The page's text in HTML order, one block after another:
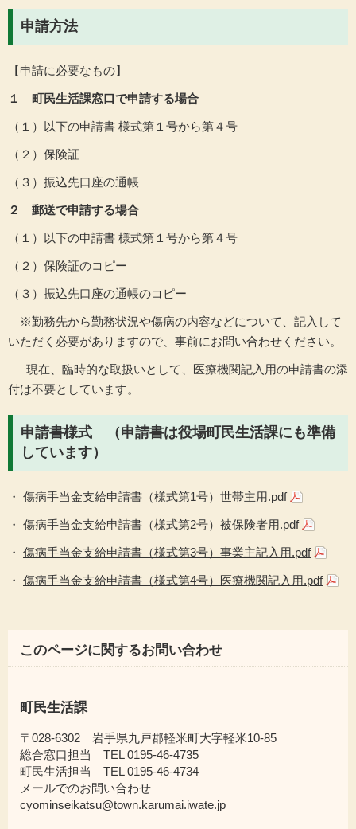
申請方法
【申請に必要なもの】
１ 町民生活課窓口で申請する場合
（１）以下の申請書 様式第１号から第４号
（２）保険証
（３）振込先口座の通帳
２ 郵送で申請する場合
（１）以下の申請書 様式第１号から第４号
（２）保険証のコピー
（３）振込先口座の通帳のコピー
※勤務先から勤務状況や傷病の内容などについて、記入して
いただく必要がありますので、事前にお問い合わせください。
現在、臨時的な取扱いとして、医療機関記入用の申請書の添
付は不要としています。
申請書様式 （申請書は役場町民生活課にも準備
しています）
・ 傷病手当金支給申請書（様式第1号）世帯主用.pdf
・ 傷病手当金支給申請書（様式第2号）被保険者用.pdf
・ 傷病手当金支給申請書（様式第3号）事業主記入用.pdf
・ 傷病手当金支給申請書（様式第4号）医療機関記入用.pdf
このページに関するお問い合わせ
町民生活課
〒028-6302 岩手県九戸郡軽米町大字軽米10-85
総合窓口担当 TEL 0195-46-4735
町民生活担当 TEL 0195-46-4734
メールでのお問い合わせ
cyominseikatsu@town.karumai.iwate.jp